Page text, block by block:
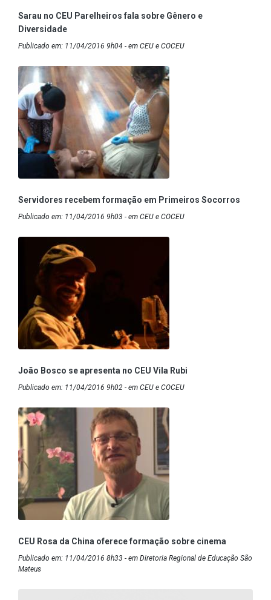
Sarau no CEU Parelheiros fala sobre Gênero e
Diversidade
Publicado em: 11/04/2016 9h04 - em CEU e COCEU
Servidores recebem formação em Primeiros Socorros
Publicado em: 11/04/2016 9h03 - em CEU e COCEU
João Bosco se apresenta no CEU Vila Rubi
Publicado em: 11/04/2016 9h02 - em CEU e COCEU
CEU Rosa da China oferece formação sobre cinema
Publicado em: 11/04/2016 8h33 - em Diretoria Regional de Educação São
Mateus